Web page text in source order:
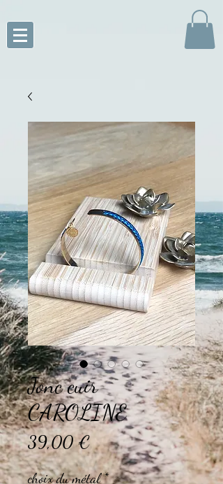
Jonc cuir
CAROLINE
39,00 €Prix
choix du métal*